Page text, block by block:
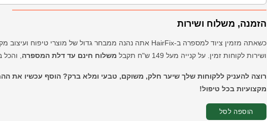
הזמנה, משלוח ושירות
כשאתה מזמין ציוד למספרה ב-HairFix אתה נהנה ממבחר גדול של מוצרי טיפוח ועיצוב מקצועיים,
ושירות לקוחות זמין. על קנייה מעל 149 ש"ח תקבל
משלוח חינם עד דלת המספרה, והכל
רוצה להעניק ללקוחות שלך שיער חלק, משוקם, טבעי ומלא ברק? הוסף עכשיו את
מקצועיות בכל טיפול!
הוספה לסל